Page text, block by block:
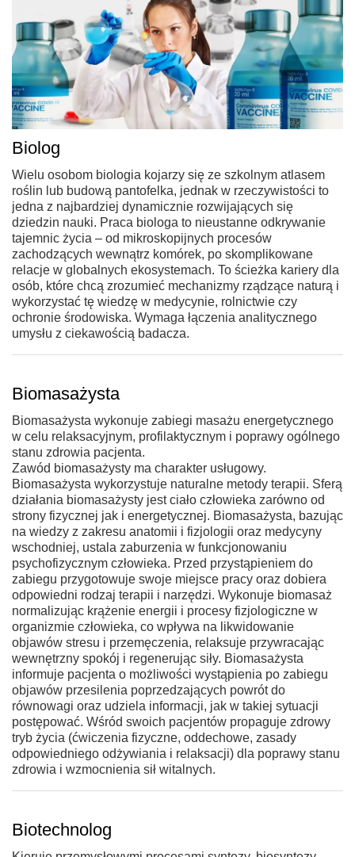
Biolog
Wielu osobom biologia kojarzy się ze szkolnym atlasem
roślin lub budową pantofelka, jednak w rzeczywistości to
jedna z najbardziej dynamicznie rozwijających się
dziedzin nauki. Praca biologa to nieustanne odkrywanie
tajemnic życia – od mikroskopijnych procesów
zachodzących wewnątrz komórek, po skomplikowane
relacje w globalnych ekosystemach. To ścieżka kariery dla
osób, które chcą zrozumieć mechanizmy rządzące naturą i
wykorzystać tę wiedzę w medycynie, rolnictwie czy
ochronie środowiska. Wymaga łączenia analitycznego
umysłu z ciekawością badacza.
Biomasażysta
Biomasażysta wykonuje zabiegi masażu energetycznego
w celu relaksacyjnym, profilaktycznym i poprawy ogólnego
stanu zdrowia pacjenta.
Zawód biomasażysty ma charakter usługowy.
Biomasażysta wykorzystuje naturalne metody terapii. Sferą
działania biomasażysty jest ciało człowieka zarówno od
strony fizycznej jak i energetycznej. Biomasażysta, bazując
na wiedzy z zakresu anatomii i fizjologii oraz medycyny
wschodniej, ustala zaburzenia w funkcjonowaniu
psychofizycznym człowieka. Przed przystąpieniem do
zabiegu przygotowuje swoje miejsce pracy oraz dobiera
odpowiedni rodzaj terapii i narzędzi. Wykonuje biomasaż
normalizując krążenie energii i procesy fizjologiczne w
organizmie człowieka, co wpływa na likwidowanie
objawów stresu i przemęczenia, relaksuje przywracając
wewnętrzny spokój i regenerując siły. Biomasażysta
informuje pacjenta o możliwości wystąpienia po zabiegu
objawów przesilenia poprzedzających powrót do
równowagi oraz udziela informacji, jak w takiej sytuacji
postępować. Wśród swoich pacjentów propaguje zdrowy
tryb życia (ćwiczenia fizyczne, oddechowe, zasady
odpowiedniego odżywiania i relaksacji) dla poprawy stanu
zdrowia i wzmocnienia sił witalnych.
Biotechnolog